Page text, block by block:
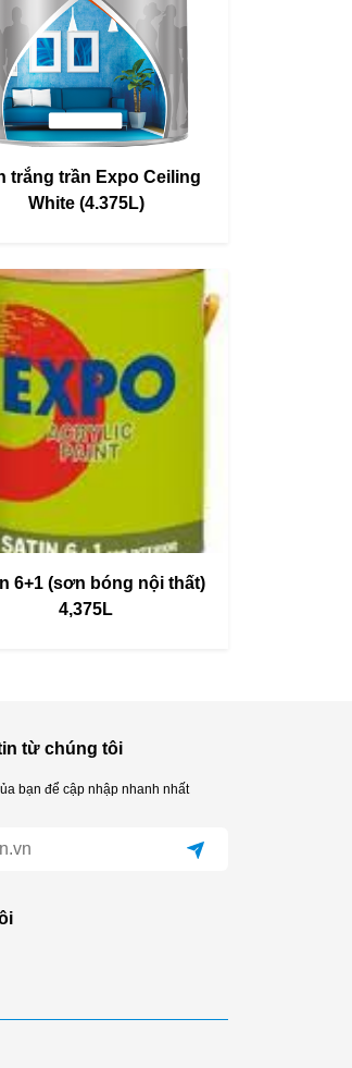
trắng trần Expo Ceiling
White (4.375L)
6+1 (sơn bóng nội thất)
4,375L
từ chúng tôi
bạn để cập nhập nhanh nhất